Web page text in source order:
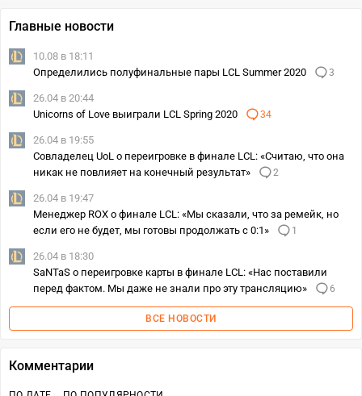
Главные новости
10.08 в 18:11
Определились полуфинальные пары LCL Summer 2020
3
26.04 в 20:44
Unicorns of Love выиграли LCL Spring 2020
34
26.04 в 19:55
Cовладелец UoL о переигровке в финале LCL: «Cчитаю, что она
никак не повлияет на конечный результат»
2
26.04 в 19:47
Менеджер ROX о финале LCL: «Мы сказали, что за ремейк, но
если его не будет, мы готовы продолжать с 0:1»
1
26.04 в 18:30
SaNTaS о переигровке карты в финале LCL: «Нас поставили
перед фактом. Мы даже не знали про эту трансляцию»
6
ВСЕ НОВОСТИ
Комментарии